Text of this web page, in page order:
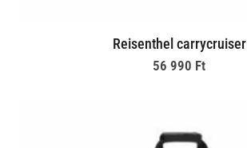
Reisenthel carrycruiser
56 990 Ft